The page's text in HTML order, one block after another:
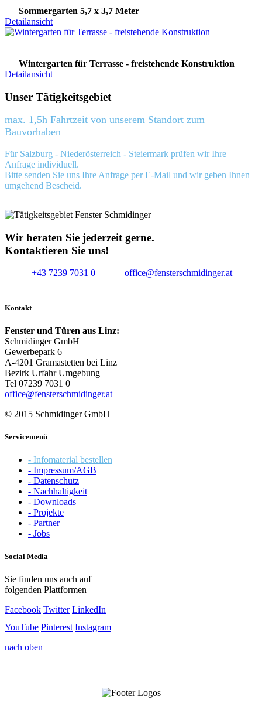
Sommergarten 5,7 x 3,7 Meter
Detailansicht
Wintergarten für Terrasse - freistehende Konstruktion
Detailansicht
Unser Tätigkeitsgebiet
max. 1,5h Fahrtzeit von unserem Standort zum
Bauvorhaben
Für Salzburg - Niederösterreich - Steiermark prüfen wir Ihre
Anfrage individuell.
Bitte senden Sie uns Ihre Anfrage per E-Mail und wir geben Ihnen
umgehend Bescheid.
Wir beraten Sie jederzeit gerne.
Kontaktieren Sie uns!
+43 7239 7031 0 office@fensterschmidinger.at
Kontakt
Fenster und Türen aus Linz:
Schmidinger GmbH
Gewerbepark 6
A-4201 Gramastetten bei Linz
Bezirk Urfahr Umgebung
Tel 07239 7031 0
office@fensterschmidinger.at
© 2015 Schmidinger GmbH
Servicemenü
- Infomaterial bestellen
- Impressum/AGB
- Datenschutz
- Nachhaltigkeit
- Downloads
- Projekte
- Partner
- Jobs
Social Media
Sie finden uns auch auf
folgenden Plattformen
Facebook Twitter LinkedIn
YouTube Pinterest Instagram
nach oben